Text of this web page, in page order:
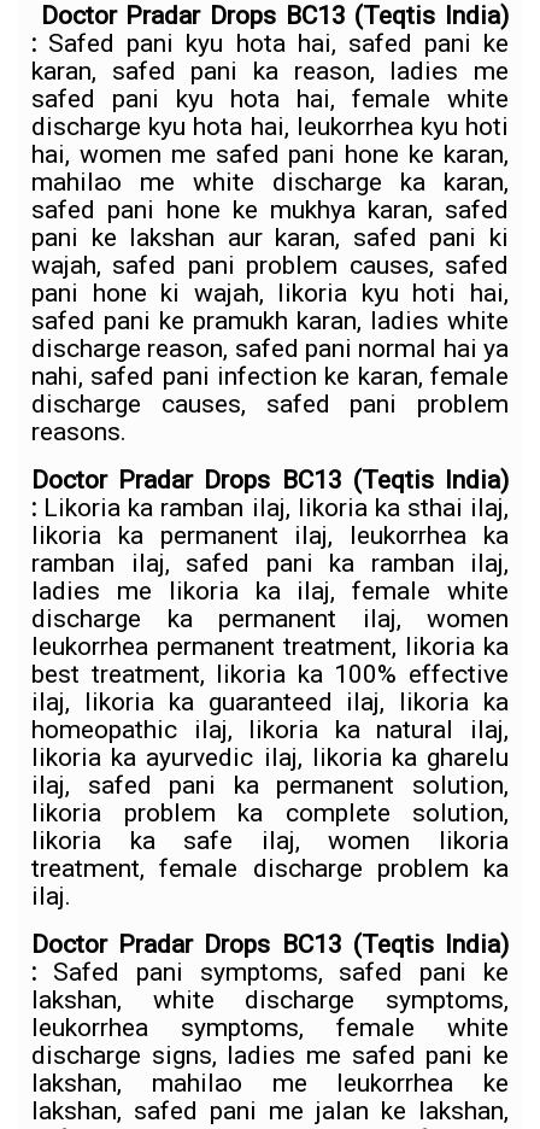
Doctor Pradar Drops BC13 (Teqtis India)
: Safed pani kyu hota hai, safed pani ke
karan, safed pani ka reason, ladies me
safed pani kyu hota hai, female white
discharge kyu hota hai, leukorrhea kyu hoti
hai, women me safed pani hone ke karan,
mahilao me white discharge ka karan,
safed pani hone ke mukhya karan, safed
pani ke lakshan aur karan, safed pani ki
wajah, safed pani problem causes, safed
pani hone ki wajah, likoria kyu hoti hai,
safed pani ke pramukh karan, ladies white
discharge reason, safed pani normal hai ya
nahi, safed pani infection ke karan, female
discharge causes, safed pani problem
reasons.
Doctor Pradar Drops BC13 (Teqtis India)
: Likoria ka ramban ilaj, likoria ka sthai ilaj,
likoria ka permanent ilaj, leukorrhea ka
ramban ilaj, safed pani ka ramban ilaj,
ladies me likoria ka ilaj, female white
discharge ka permanent ilaj, women
leukorrhea permanent treatment, likoria ka
best treatment, likoria ka 100% effective
ilaj, likoria ka guaranteed ilaj, likoria ka
homeopathic ilaj, likoria ka natural ilaj,
likoria ka ayurvedic ilaj, likoria ka gharelu
ilaj, safed pani ka permanent solution,
likoria problem ka complete solution,
likoria ka safe ilaj, women likoria
treatment, female discharge problem ka
ilaj.
Doctor Pradar Drops BC13 (Teqtis India)
: Safed pani symptoms, safed pani ke
lakshan, white discharge symptoms,
leukorrhea symptoms, female white
discharge signs, ladies me safed pani ke
lakshan, mahilao me leukorrhea ke
lakshan, safed pani me jalan ke lakshan,